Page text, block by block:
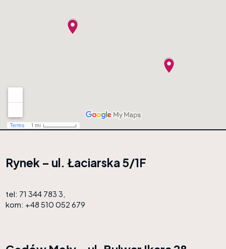
Rynek – ul. Łaciarska 5/1F
tel: 71 344 783 3,
kom: +48 510 052 679